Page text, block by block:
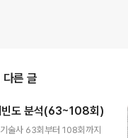
다른 글
빈도 분석(63~108회)
술사 63회부터 108회까지